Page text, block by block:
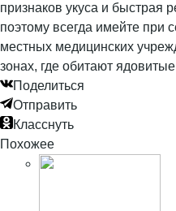
признаков укуса и быстрая
поэтому всегда имейте при
местных медицинских
зонах, где обитают
Поделиться
Отправить
Класснуть
Похожее